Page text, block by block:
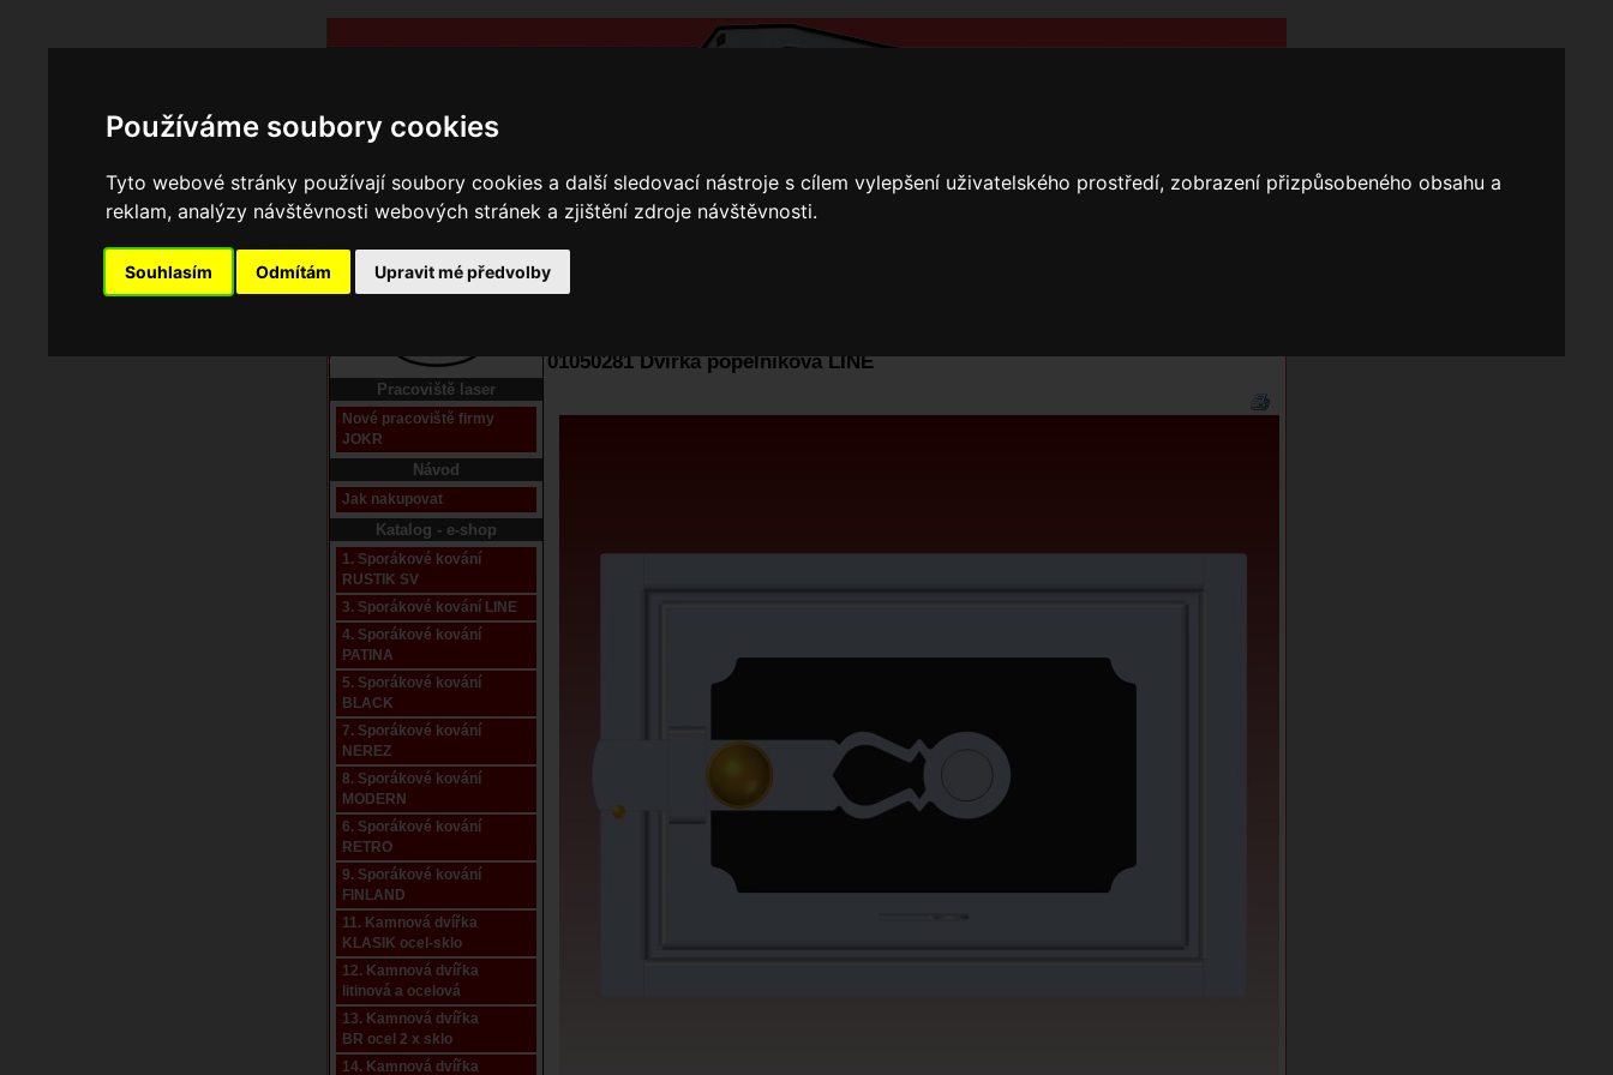
Používáme soubory cookies
Tyto webové stránky používají soubory cookies a další sledovací nástroje s cílem vylepšení uživatelského prostředí, zobrazení přizpůsobeného obsahu a
reklam, analýzy návštěvnosti webových stránek a zjištění zdroje návštěvnosti.
Souhlasím Odmítám Upravit mé předvolby
Domů Kontakty
Pracoviště laser
Nové pracoviště firmy
JOKR
Návod
Jak nakupovat
Katalog - e-shop
1. Sporákové kování
RUSTIK SV
3. Sporákové kování LINE
4. Sporákové kování
PATINA
5. Sporákové kování
BLACK
7. Sporákové kování
NEREZ
8. Sporákové kování
MODERN
6. Sporákové kování
RETRO
9. Sporákové kování
FINLAND
11. Kamnová dvířka
KLASIK ocel-sklo
12. Kamnová dvířka
litinová a ocelová
13. Kamnová dvířka
BR ocel 2 x sklo
14. Kamnová dvířka
01050281 Dvířka popelníková LINE